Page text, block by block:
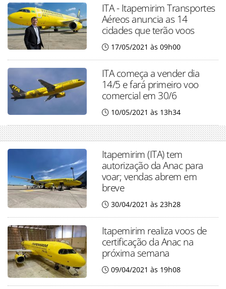
ITA - Itapemirim Transportes
Aéreos anuncia as 14
cidades que terão voos
17/05/2021 às 09h00
ITA começa a vender dia
14/5 e fará primeiro voo
comercial em 30/6
10/05/2021 às 13h34
Itapemirim (ITA) tem
autorização da Anac para
voar; vendas abrem em
breve
30/04/2021 às 23h28
Itapemirim realiza voos de
certificação da Anac na
próxima semana
09/04/2021 às 19h08